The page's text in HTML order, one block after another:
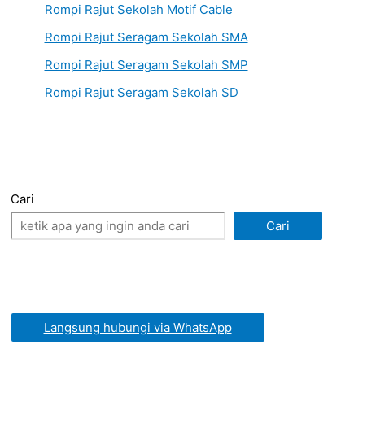
Rompi Rajut Sekolah Motif Cable
Rompi Rajut Seragam Sekolah SMA
Rompi Rajut Seragam Sekolah SMP
Rompi Rajut Seragam Sekolah SD
Cari
Cari
Langsung hubungi via WhatsApp